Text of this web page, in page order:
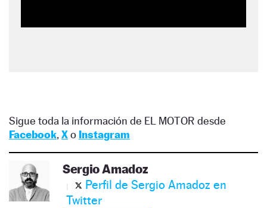
Sigue toda la información de EL MOTOR desde
Facebook, Xo Instagram
Sergio Amadoz
Perfil de Sergio Amadoz en
Twitter